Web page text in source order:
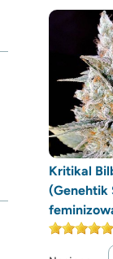
Kritikal
(Genehtik